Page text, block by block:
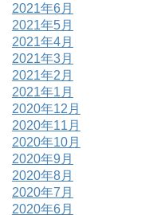
2021年6月
2021年5月
2021年4月
2021年3月
2021年2月
2021年1月
2020年12月
2020年11月
2020年10月
2020年9月
2020年8月
2020年7月
2020年6月